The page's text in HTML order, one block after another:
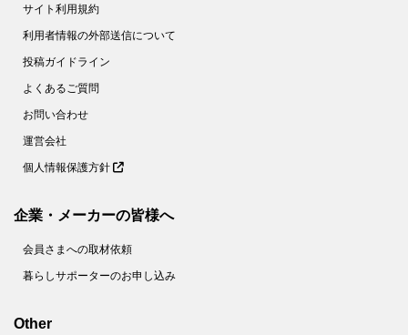
サイト利用規約
利用者情報の外部送信について
投稿ガイドライン
よくあるご質問
お問い合わせ
運営会社
個人情報保護方針
企業・メーカーの皆様へ
会員さまへの取材依頼
暮らしサポーターのお申し込み
Other